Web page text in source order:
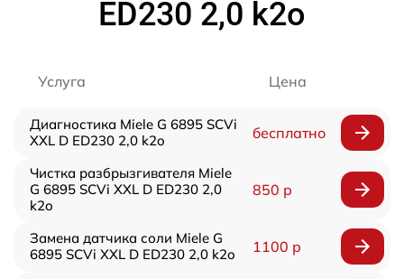
ED230 2,0 k2o
Услуга Цена
Диагностика Miele G 6895 SCVi
XXL D ED230 2,0 k2o
бесплатно
Чистка разбрызгивателя Miele
G 6895 SCVi XXL D ED230 2,0
k2o
850 р
Замена датчика соли Miele G
6895 SCVi XXL D ED230 2,0 k2o
1100 р